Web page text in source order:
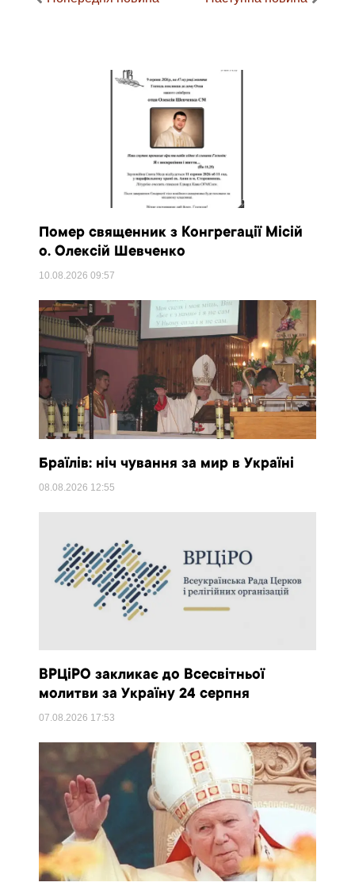
Помер священник з Конгрегації Місій
о. Олексій Шевченко
10.08.202609:57
Браїлів: ніч чування за мир в Україні
08.08.2026 12:55
ВРЦіРО закликає до Всесвітньої
молитви за Україну 24 серпня
07.08.2026 17:53